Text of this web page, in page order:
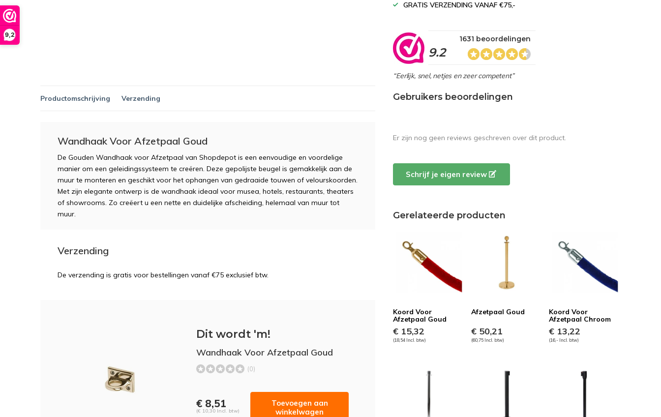
9,2
GRATIS VERZENDING VANAF €75,-
9.2
1631 beoordelingen
“Eerlijk, snel, netjes en zeer competent”
Productomschrijving Verzending
Wandhaak Voor Afzetpaal Goud
De Gouden Wandhaak voor Afzetpaal van Shopdepot is een eenvoudige en voordelige
manier om een geleidingssysteem te creëren. Deze gepolijste beugel is gemakkelijk aan de
muur te monteren en geschikt voor het ophangen van gedraaide touwen of velourskoorden.
Met zijn elegante ontwerp is de wandhaak ideaal voor musea, hotels, restaurants, theaters
of showrooms. Zo creëert u een nette en duidelijke afscheiding, helemaal van muur tot
muur.
Verzending
De verzending is gratis voor bestellingen vanaf €75 exclusief btw.
Dit wordt 'm!
Wandhaak Voor Afzetpaal Goud
(0)
€ 8,51
(€ 10,30 Incl. btw)
Toevoegen aan
winkelwagen
Gebruikers beoordelingen
Er zijn nog geen reviews geschreven over dit product.
Schrijf je eigen review
Gerelateerde producten
Koord Voor
Afzetpaal Goud
€ 15,32
(18,54 Incl. btw)
Afzetpaal Goud
€ 50,21
(60,75 Incl. btw)
Koord Voor
Afzetpaal Chroom
€ 13,22
(16,- Incl. btw)